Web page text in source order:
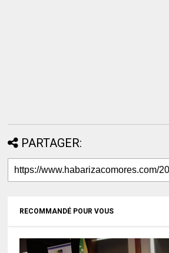
PARTAGER:
RECOMMANDÉ POUR VOUS